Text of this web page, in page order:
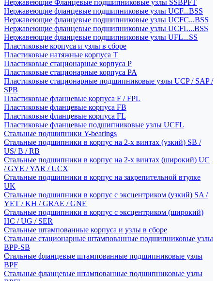
Нержавеющие Фланцевые подшипниковые узлы SSBPFT
Нержавеющие фланцевые подшипниковые узлы UCF...BSS
Нержавеющие фланцевые подшипниковые узлы UCFC...BSS
Нержавеющие фланцевые подшипниковые узлы UCFL...BSS
Нержавеющие фланцевые подшипниковые узлы UFL...SS
Пластиковые корпуса и узлы в сборе
Пластиковые натяжные корпуса T
Пластиковые стационарные корпуса P
Пластиковые стационарные корпуса PA
Пластиковые стационарные подшипниковые узлы UCP / SAP /
SPB
Пластиковые фланцевые корпуса F / FPL
Пластиковые фланцевые корпуса FB
Пластиковые фланцевые корпуса FL
Пластиковые фланцевые подшипниковые узлы UCFL
Стальные подшипники Y-bearings
Стальные подшипники в корпус на 2-х винтах (узкий) SB /
US/ B / RB
Стальные подшипники в корпус на 2-х винтах (широкий) UC
/ GYE / YAR / UCX
Стальные подшипники в корпус на закрепительной втулке
UK
Стальные подшипники в корпус с эксцентриком (узкий) SA /
YET / KH / GRAE / GNE
Стальные подшипники в корпус с эксцентриком (широкий)
HC / UG / SER
Стальные штампованные корпуса и узлы в сборе
Стальные стационарные штампованные подшипниковые узлы
BPP-SB
Стальные фланцевые штампованные подшипниковые узлы
BPF
Стальные фланцевые штампованные подшипниковые узлы